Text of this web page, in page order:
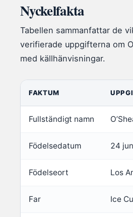
Nyckelfakta
Tabellen sammanfattar de
verifierade uppgifterna om
med källhänvisningar.
FAKTUM
Fullständigt namn
Födelsedatum 24
Födelseort Los
Far Ice